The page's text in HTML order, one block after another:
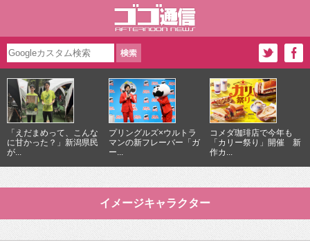
「えだまめって、こんな
に甘かった？」新潟県民
が...
プリングルズ×ウルトラ
マンの新フレーバー「ガ
ー...
コメダ珈琲店で今年も
「カリー祭り」開催 新
作カ...
イメージキャラクター